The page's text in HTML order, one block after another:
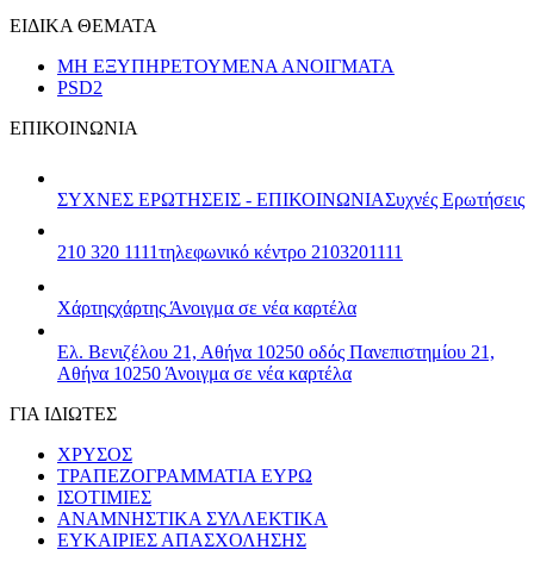
ΕΙΔΙΚΑ ΘΕΜΑΤΑ
ΜΗ ΕΞΥΠΗΡΕΤΟΥΜΕΝΑ ΑΝΟΙΓΜΑΤΑ
PSD2
ΕΠΙΚΟΙΝΩΝΙΑ
ΣΥΧΝΕΣ ΕΡΩΤΗΣΕΙΣ - ΕΠΙΚΟΙΝΩΝΙΑΣυχνές Ερωτήσεις
210 320 1111τηλεφωνικό κέντρο 2103201111
Χάρτηςχάρτης Άνοιγμα σε νέα καρτέλα
Ελ. Βενιζέλου 21, Αθήνα 10250 οδός Πανεπιστημίου 21,
Αθήνα 10250 Άνοιγμα σε νέα καρτέλα
ΓΙΑ ΙΔΙΩΤΕΣ
ΧΡΥΣΟΣ
ΤΡΑΠΕΖΟΓΡΑΜΜΑΤΙΑ ΕΥΡΩ
ΙΣΟΤΙΜΙΕΣ
ΑΝΑΜΝΗΣΤΙΚΑ ΣΥΛΛΕΚΤΙΚΑ
ΕΥΚΑΙΡΙΕΣ ΑΠΑΣΧΟΛΗΣΗΣ